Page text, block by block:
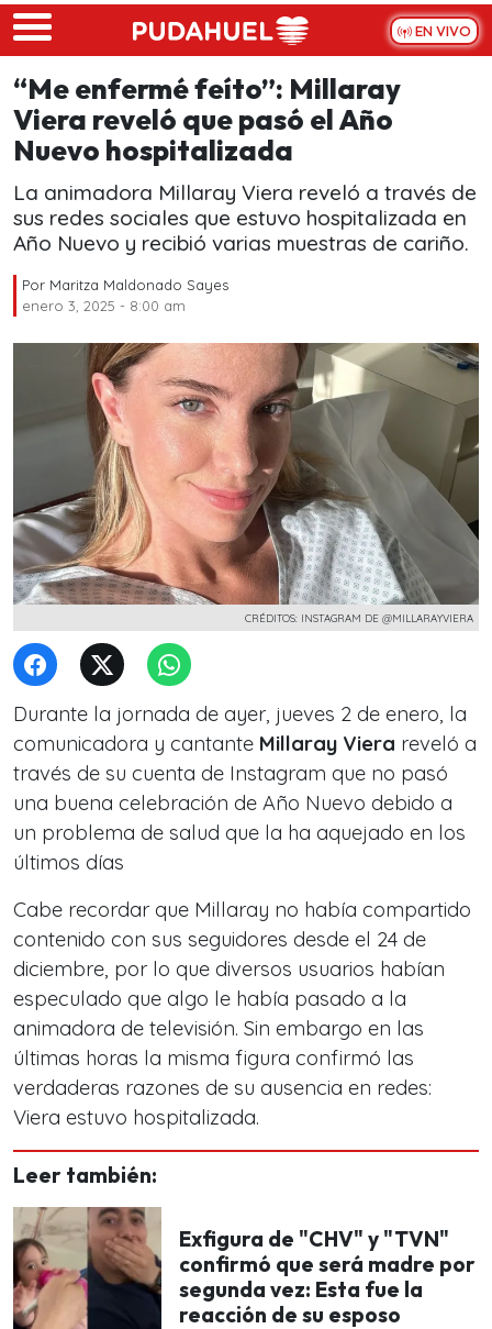
Skip to main content
EN VIVO
“Me enfermé feíto”: Millaray
Viera reveló que pasó el Año
Nuevo hospitalizada
La animadora Millaray Viera reveló a través de
sus redes sociales que estuvo hospitalizada en
Año Nuevo y recibió varias muestras de cariño.
Por Maritza Maldonado Sayes
enero 3, 2025 - 8:00 am
CRÉDITOS: INSTAGRAM DE @MILLARAYVIERA
Durante la jornada de ayer, jueves 2 de enero, la
comunicadora y cantante Millaray Viera reveló a
través de su cuenta de Instagram que no pasó
una buena celebración de Año Nuevo debido a
un problema de salud que la ha aquejado en los
últimos días
Cabe recordar que Millaray no había compartido
contenido con sus seguidores desde el 24 de
diciembre, por lo que diversos usuarios habían
especulado que algo le había pasado a la
animadora de televisión. Sin embargo en las
últimas horas la misma figura confirmó las
verdaderas razones de su ausencia en redes:
Viera estuvo hospitalizada.
Leer también:
Exfigura de "CHV" y "TVN"
confirmó que será madre por
segunda vez: Esta fue la
reacción de su esposo